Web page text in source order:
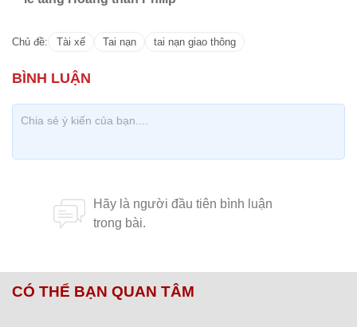
Chủ đề: Tài xế Tai nạn tai nạn giao thông
CÓ THỂ BẠN QUAN TÂM